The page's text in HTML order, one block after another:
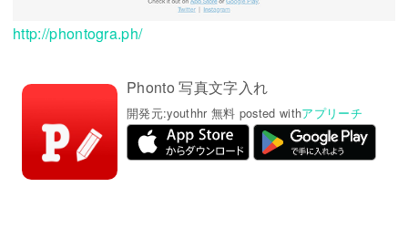
http://phontogra.ph/
Phonto 写真文字入れ
開発元:youthhr 無料 posted withアプリーチ